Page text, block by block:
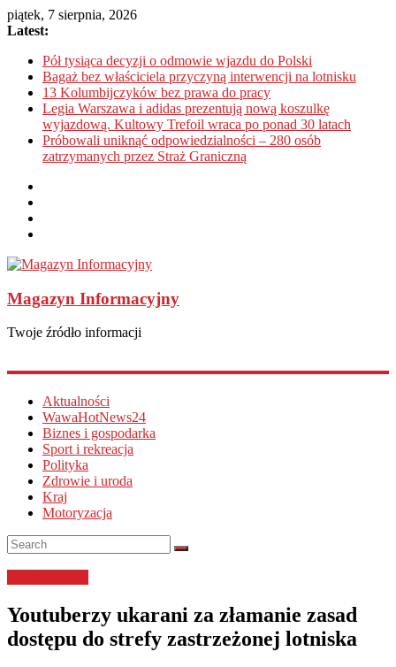
piątek, 7 sierpnia, 2026
Latest:
Pół tysiąca decyzji o odmowie wjazdu do Polski
Bagaż bez właściciela przyczyną interwencji na lotnisku
13 Kolumbijczyków bez prawa do pracy
Legia Warszawa i adidas prezentują nową koszulkę
wyjazdową. Kultowy Trefoil wraca po ponad 30 latach
Próbowali uniknąć odpowiedzialności – 280 osób
zatrzymanych przez Straż Graniczną
Magazyn Informacyjny
Twoje źródło informacji
Aktualności
WawaHotNews24
Biznes i gospodarka
Sport i rekreacja
Polityka
Zdrowie i uroda
Kraj
Motoryzacja
Youtuberzy ukarani za złamanie zasad
dostępu do strefy zastrzeżonej lotniska